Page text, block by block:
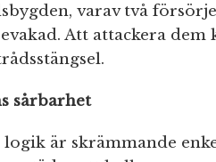
varav två
Att attackera
sårbarhet
logik är skrämmande